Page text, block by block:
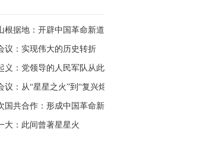
根据地：开辟中国革命新道路
议：实现伟大的历史转折
义：党领导的人民军队从此诞生
：从“星星之火”到“复兴炬火”
国共合作：形成中国革命新局面
大：此间曾著星星火